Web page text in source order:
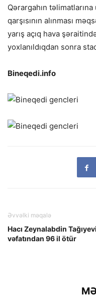
Qərargahın
qarşısının alınması
yarış açıq hava
yoxlanıldıqdan sonra
Bineqedi.info
Əvvəlki məqalə
Hacı Zeynalabdin
vəfatından 96 il ötür